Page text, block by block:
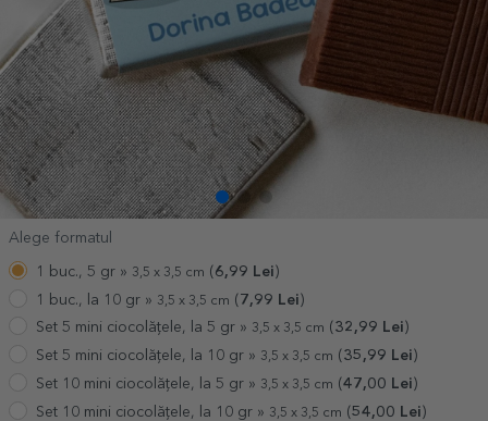
Alege formatul
1 buc., 5 gr » 3,5 x 3,5 cm ( 6,99 Lei )
1 buc., la 10 gr » 3,5 x 3,5 cm (7,99 Lei)
Set 5 mini ciocolățele, la 5 gr » 3,5 x 3,5 cm ( 32,99 Lei )
Set 5 mini ciocolățele, la 10 gr » 3,5 x 3,5 cm ( 35,99 Lei )
Set 10 mini ciocolățele, la 5 gr » 3,5 x 3,5 cm (47,00 Lei)
Set 10 mini ciocolățele, la 10 gr » 3,5 x 3,5 cm (54,00 Lei)